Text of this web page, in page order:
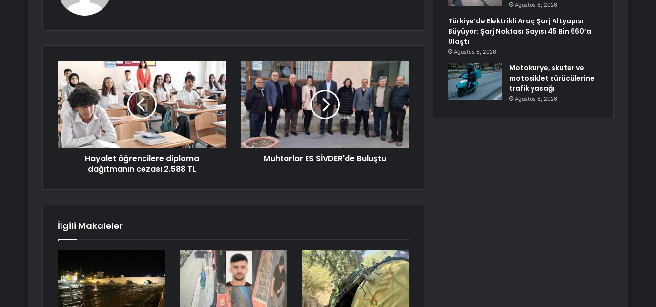
Hayalet öğrencilere diploma
dağıtmanın cezası 2.588 TL
Muhtarlar ES SİVDER'de Buluştu
İlgili Makaleler
Ağustos 6, 2026
Türkiye’de Elektrikli Araç Şarj Altyapısı
Büyüyor: Şarj Noktası Sayısı 45 Bin 660’a
Ulaştı
Ağustos 6, 2026
Motokurye, skuter ve
motosiklet sürücülerine
trafik yasağı
Ağustos 6, 2026